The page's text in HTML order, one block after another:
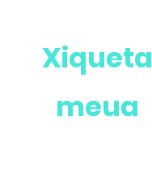
Xiqueta
meua